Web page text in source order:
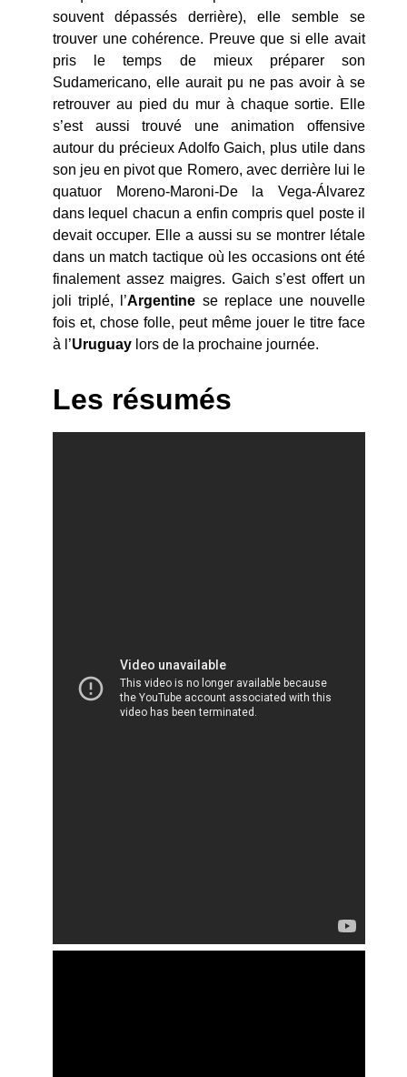
souvent dépassés derrière), elle semble se
trouver une cohérence. Preuve que si elle avait
pris le temps de mieux préparer son
Sudamericano, elle aurait pu ne pas avoir à se
retrouver au pied du mur à chaque sortie. Elle
s’est aussi trouvé une animation offensive
autour du précieux Adolfo Gaich, plus utile dans
son jeu en pivot que Romero, avec derrière lui le
quatuor Moreno-Maroni-De la Vega-Álvarez
dans lequel chacun a enfin compris quel poste il
devait occuper. Elle a aussi su se montrer létale
dans un match tactique où les occasions ont été
finalement assez maigres. Gaich s’est offert un
joli triplé, l’Argentine se replace une nouvelle
fois et, chose folle, peut même jouer le titre face
à l’Uruguay lors de la prochaine journée.
Les résumés